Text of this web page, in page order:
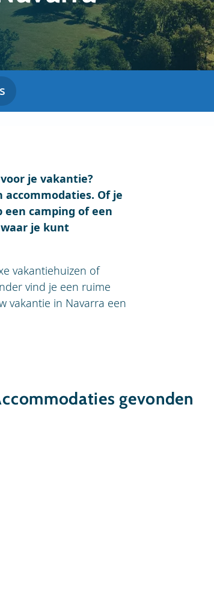
je vakantie?
Of je
camping of een
je kunt
vakantiehuizen of
vind je een ruime
vakantie in Navarra een
gevonden